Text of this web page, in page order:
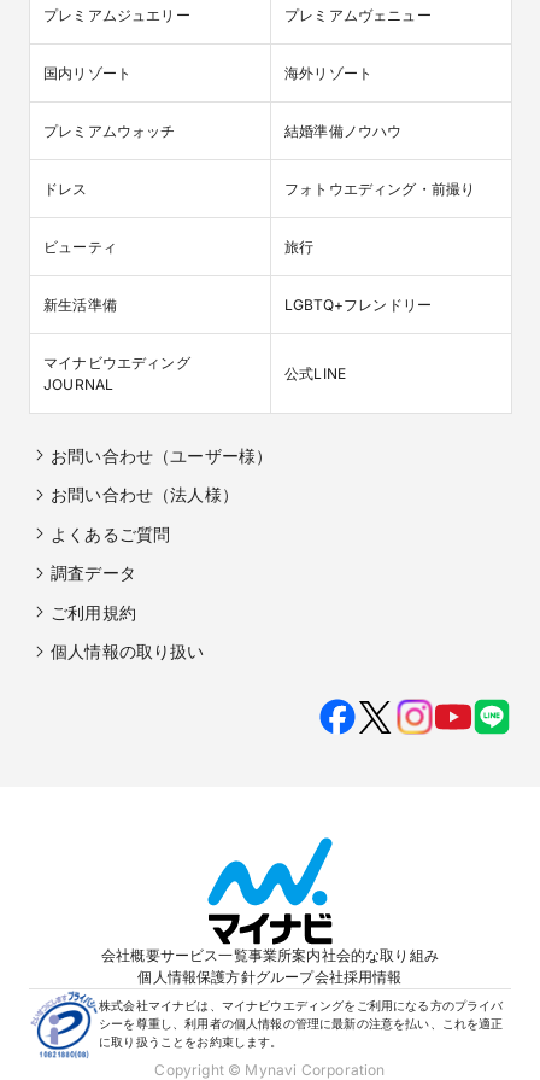
プレミアムジュエリー プレミアムヴェニュー
国内リゾート 海外リゾート
プレミアムウォッチ 結婚準備ノウハウ
ドレス フォトウエディング・前撮り
ビューティ 旅行
新生活準備 LGBTQ+フレンドリー
マイナビウエディング
JOURNAL
公式LINE
お問い合わせ（ユーザー様）
お問い合わせ（法人様）
よくあるご質問
調査データ
ご利用規約
個人情報の取り扱い
会社概要サービス一覧事業所案内社会的な取り組み
個人情報保護方針グループ会社採用情報
株式会社マイナビは、マイナビウエディングをご利用になる方のプライバ
シーを尊重し、利用者の個人情報の管理に最新の注意を払い、これを適正
に取り扱うことをお約束します。
Copyright © Mynavi Corporation